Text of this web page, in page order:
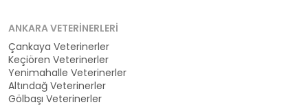
ANKARA VETERINERLERI
Çankaya Veterinerler
Keçiören Veterinerler
Yenimahalle Veterinerler
Altındağ Veterinerler
Gölbaşı Veterinerler